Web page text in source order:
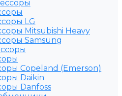
LG
Mitsubishi Heavy
Samsung
Copeland (Emerson)
Daikin
Danfoss